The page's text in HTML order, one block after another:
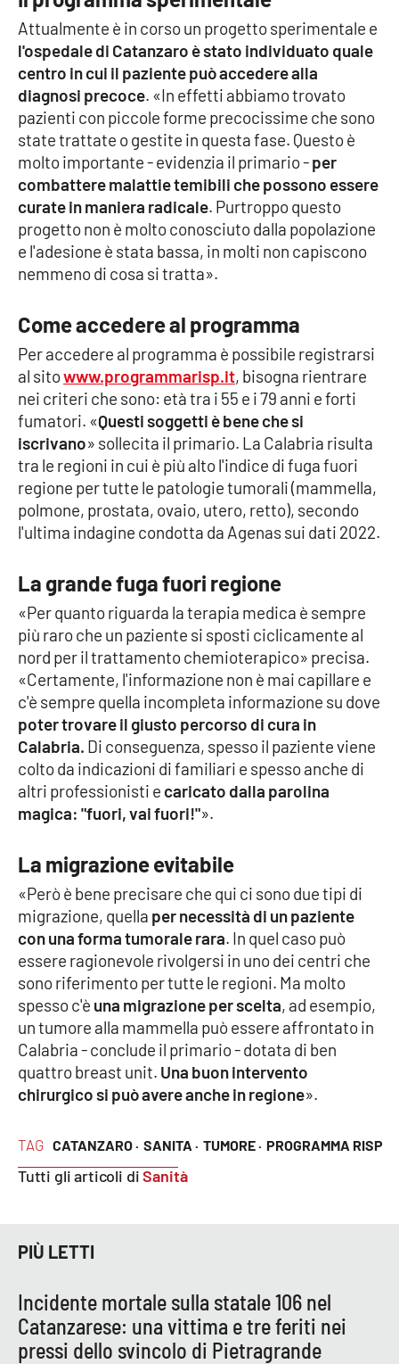
SPECIALI
Buona Sanità Calabria
LA
CALABRIAVISIONE
Destinazioni
Eventi
Food
LAC
NETWORK
Lacplay.it
Lactv.it
Laconair.it
Lacitymag.it
Lacapitalenews.it
Ilreggino.it
Cosenzachannel.it
Ilvibonese.it
Catanzarochannel.it
Android
Apple
TAG CATANZARO · SANITA · TUMORE · PROGRAMMA RISP
Tutti gli articoli diSanità
Attualmente è in corso un progetto sperimentale e
l'ospedale di Catanzaro è stato individuato quale
centro in cui il paziente può accedere alla
diagnosi precoce. «In effetti abbiamo trovato
pazienti con piccole forme precocissime che sono
state trattate o gestite in questa fase. Questo è
molto importante - evidenzia il primario -per
combattere malattie temibili che possono essere
curate in maniera radicale. Purtroppo questo
progetto non è molto conosciuto dalla popolazione
e l'adesione è stata bassa, in molti non capiscono
nemmeno di cosa si tratta».
Come accedere al programma
Per accedere al programma è possibile registrarsi
al sitowww.programmarisp.it, bisogna rientrare
nei criteri che sono: età tra i 55 e i 79 anni e forti
fumatori. «Questi soggetti è bene che si
iscrivano» sollecita il primario. La Calabria risulta
tra le regioni in cui è più alto l'indice di fuga fuori
regione per tutte le patologie tumorali (mammella,
polmone, prostata, ovaio, utero, retto), secondo
l'ultima indagine condotta da Agenas sui dati 2022.
La grande fuga fuori regione
«Per quanto riguarda la terapia medica è sempre
più raro che un paziente si sposti ciclicamente al
nord per il trattamento chemioterapico» precisa.
«Certamente, l'informazione non è mai capillare e
c'è sempre quella incompleta informazione su dove
poter trovare il giusto percorso di cura in
Calabria. Di conseguenza, spesso il paziente viene
colto da indicazioni di familiari e spesso anche di
altri professionisti e caricato dalla parolina
magica: "fuori, vai fuori!"».
La migrazione evitabile
«Però è bene precisare che qui ci sono due tipi di
migrazione, quella per necessità di un paziente
con una forma tumorale rara. In quel caso può
essere ragionevole rivolgersi in uno dei centri che
sono riferimento per tutte le regioni. Ma molto
spesso c'è una migrazione per scelta, ad esempio,
un tumore alla mammella può essere affrontato in
Calabria - conclude il primario - dotata di ben
quattro breast unit. Una buon intervento
chirurgico si può avere anche in regione».
PIÙ LETTI
Incidente mortale sulla statale 106 nel
Catanzarese: una vittima e tre feriti nei
pressi dello svincolo di Pietragrande